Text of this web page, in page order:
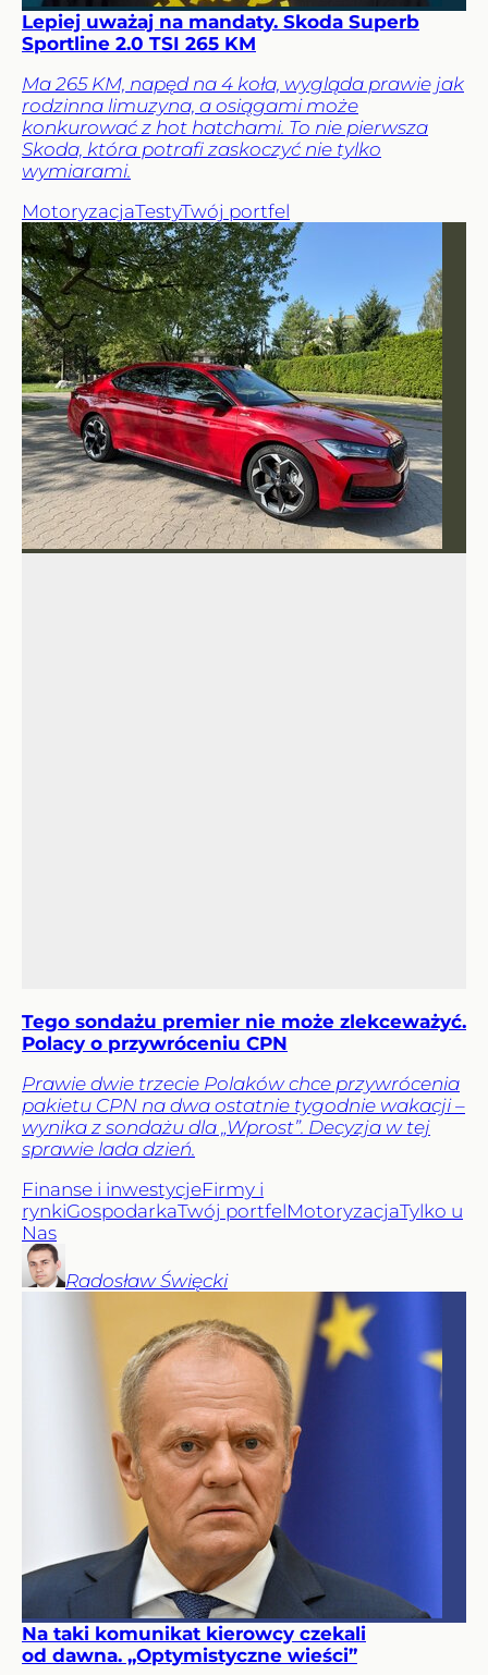
Lepiej uważaj na mandaty. Skoda Superb
Sportline 2.0 TSI 265 KM
Ma 265 KM, napęd na 4 koła, wygląda prawie jak
rodzinna limuzyna, a osiągami może
konkurować z hot hatchami. To nie pierwsza
Skoda, która potrafi zaskoczyć nie tylko
wymiarami.
MotoryzacjaTestyTwój portfel
Tego sondażu premier nie może zlekceważyć.
Polacy o przywróceniu CPN
Prawie dwie trzecie Polaków chce przywrócenia
pakietu CPN na dwa ostatnie tygodnie wakacji –
wynika z sondażu dla „Wprost”. Decyzja w tej
sprawie lada dzień.
Finanse i inwestycjeFirmy i
rynkiGospodarkaTwój portfelMotoryzacjaTylko u
Nas
Radosław Święcki
Na taki komunikat kierowcy czekali
od dawna. „Optymistyczne wieści”